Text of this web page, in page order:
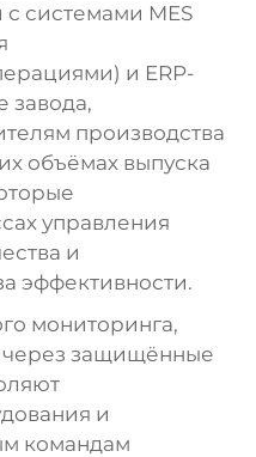
системами MES
и ERP-
завода,
производства
объёмах выпуска
управления
и
эффективности.
мониторинга,
через защищённые
и
командам